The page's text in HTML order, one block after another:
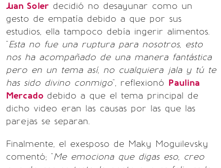
Juan Soler decidió no desayunar como un
gesto de empatía debido a que por sus
estudios, ella tampoco debía ingerir alimentos.
"Esta no fue una ruptura para nosotros, esto
nos ha acompañado de una manera fantástica
pero en un tema así, no cualquiera jala y tú te
has sido divino conmigo", reflexionó Paulina
Mercado debido a que el tema principal de
dicho video eran las causas por las que las
parejas se separan.
Finalmente, el exesposo de Maky Moguilevsky
comentó; "Me emociona que digas eso, creo